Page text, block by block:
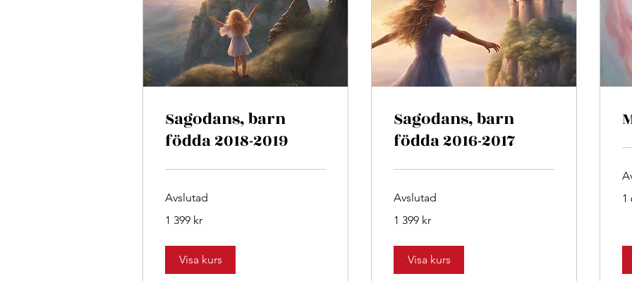
Sagodans, barn
födda 2018-2019
Avslutad
svenska
1 399 kr
Visa kurs
Sagodans, barn
födda 2016-2017
Avslutad
svenska
1 399 kr
Visa kurs
1